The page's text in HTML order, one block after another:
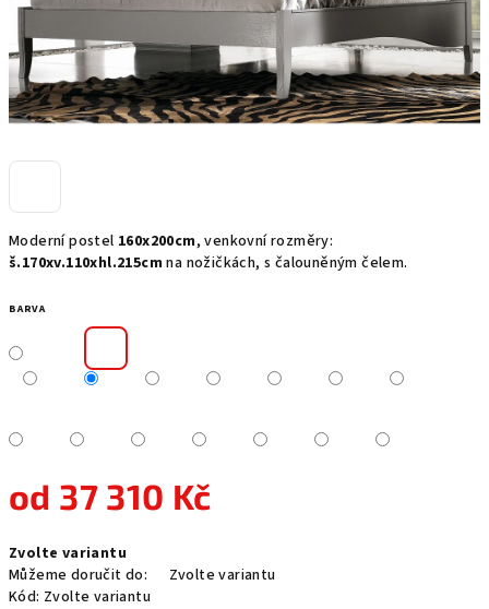
Moderní postel 160x200cm, venkovní rozměry:
š.170xv.110xhl.215cm na nožičkách, s čalouněným čelem.
BARVA
od 37 310 Kč
cena:
Zvolte variantu
Můžeme doručit do:
Zvolte variantu
Kód: Zvolte variantu